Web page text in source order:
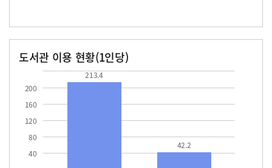
도서관 이용 현황(1인당)
40
80
120
160
200
213.4
42.2